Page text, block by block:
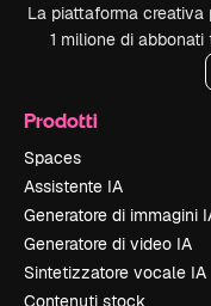
La piattaforma
1 milione di
Prodotti
Spaces
Assistente IA
Generatore di immagini
Generatore di video IA
Sintetizzatore vocale IA
Contenuti stock